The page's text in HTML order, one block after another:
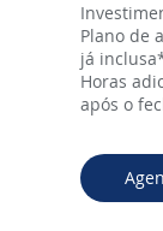
Plano de
já
Horas
após o